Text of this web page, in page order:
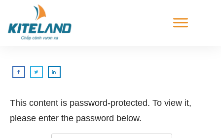
This content is password-protected. To view it,
please enter the password below.